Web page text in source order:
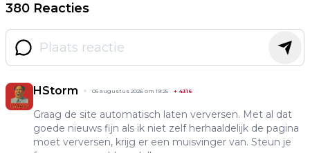
380 Reacties
HStorm 05 augustus 2026 om 19:25 + 4316
Graag de site automatisch laten verversen. Met al dat
goede nieuws fijn als ik niet zelf herhaaldelijk de pagina
moet verversen, krijg er een muisvinger van. Steun je